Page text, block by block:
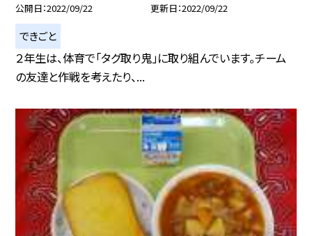
公開日 2022/09/22 更新日 2022/09/22
できごと
２年生は、体育で「タグ取り鬼」に取り組んでいます。チーム
の友達と作戦を考えたり、...